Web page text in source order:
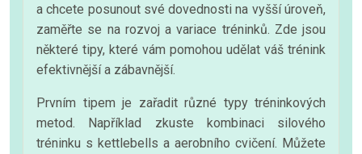
a chcete posunout své dovednosti na vyšší úroveň,
zaměřte se na rozvoj a variace tréninků. Zde jsou
některé tipy, které vám pomohou udělat váš trénink
efektivnější a zábavnější.
Prvním tipem je zařadit různé typy tréninkových
metod. Například zkuste kombinaci silového
tréninku s kettlebells a aerobního cvičení. Můžete